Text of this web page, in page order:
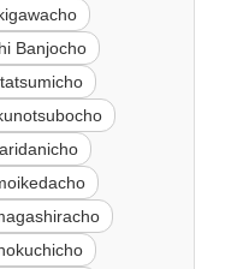
Banjocho